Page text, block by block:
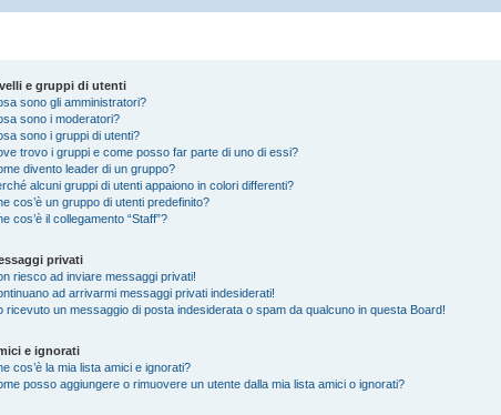
e gruppi di utenti
sono gli amministratori?
sono i moderatori?
sono i gruppi di utenti?
trovo i gruppi e come posso far parte di uno di essi?
divento leader di un gruppo?
alcuni gruppi di utenti appaiono in colori differenti?
cos’è un gruppo di utenti predefinito?
cos’è il collegamento “Staff”?
privati
riesco ad inviare messaggi privati!
ad arrivarmi messaggi privati indesiderati!
ricevuto un messaggio di posta indesiderata o spam da qualcuno in questa Board!
e ignorati
cos’è la mia lista amici e ignorati?
posso aggiungere o rimuovere un utente dalla mia lista amici o ignorati?